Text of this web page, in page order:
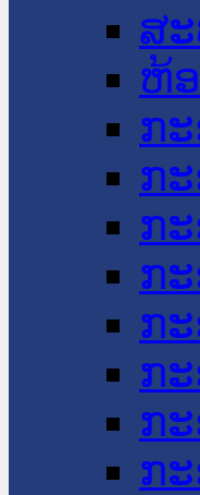
ສ
ຫ້
ກ
ກ
ກະ
ກ
ກ
ກ
ກ
ກ